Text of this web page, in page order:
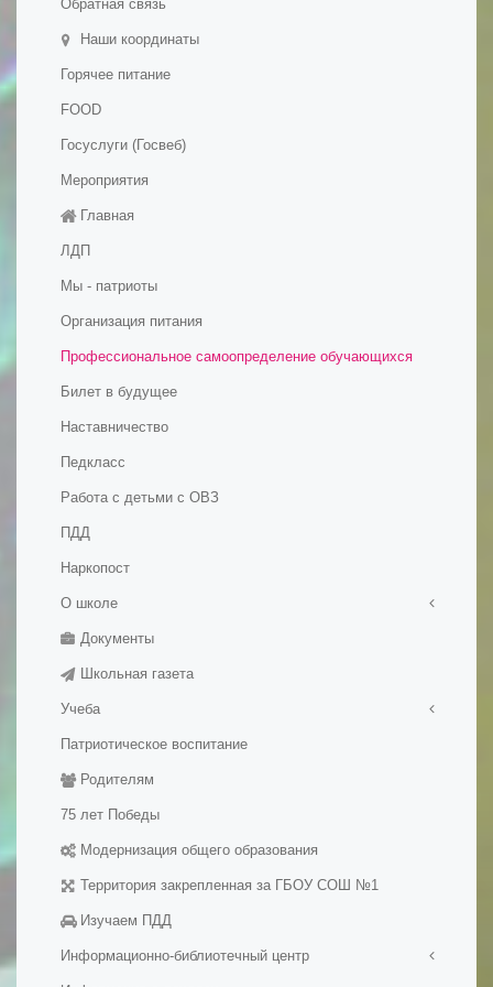
Обратная связь
Наши координаты
Горячее питание
FOOD
Госуслуги (Госвеб)
Мероприятия
Главная
ЛДП
Мы - патриоты
Организация питания
Профессиональное самоопределение обучающихся
Билет в будущее
Наставничество
Педкласс
Работа с детьми с ОВЗ
ПДД
Наркопост
О школе
Правила приема в школу
История школы
Документы
Школьная газета
Учеба
Медалисты
Электронные образовательные ресуры
Методические разработки уроков
Патриотическое воспитание
Родителям
75 лет Победы
Модернизация общего образования
Территория закрепленная за ГБОУ СОШ №1
Изучаем ПДД
Информационно-библиотечный центр